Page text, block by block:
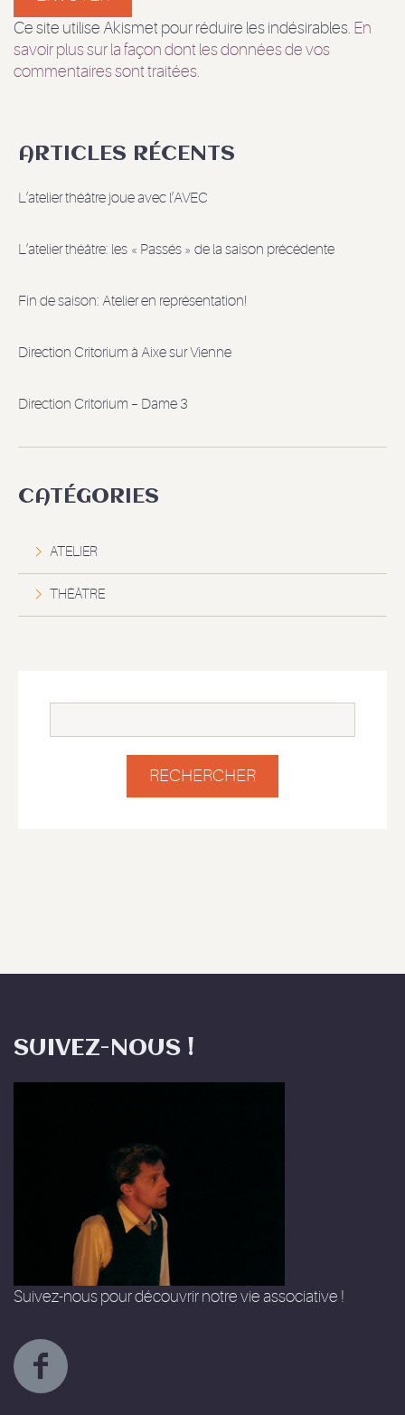
Ce site utilise Akismet pour réduire les indésirables. En
savoir plus sur la façon dont les données de vos
commentaires sont traitées
ARTICLES RÉCENTS
L’atelier théâtre joue avec l’AVEC
L’atelier théâtre: les « Passés » de la saison précédente
Fin de saison: Atelier en représentation!
Direction Critorium à Aixe sur Vienne
Direction Critorium – Dame 3
CATÉGORIES
ATELIER
THÉÂTRE
SUIVEZ-NOUS !
Suivez-nous pour découvrir notre vie associative !